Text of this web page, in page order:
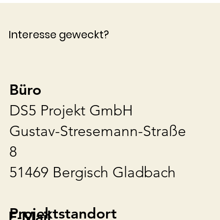
Interesse geweckt?
Büro
DS5 Projekt GmbH
Gustav-Stresemann-Straße
8
51469 Bergisch Gladbach
Projektstandort